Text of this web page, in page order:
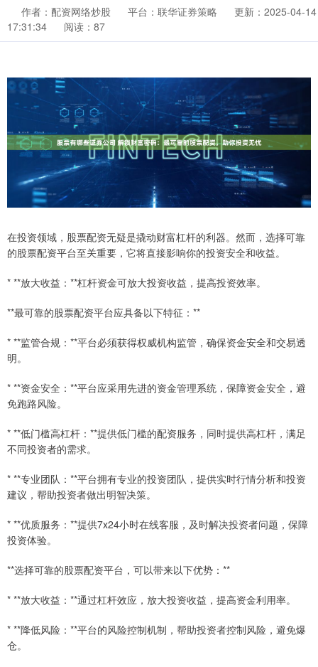
作者：配资网络炒股 平台：联华证券策略
更新：2025-04-14
17:31:34
阅读：87
在投资领域，股票配资无疑是撬动财富杠杆的利器。然而，选择可靠
的股票配资平台至关重要，它将直接影响你的投资安全和收益。
* **放大收益：**杠杆资金可放大投资收益，提高投资效率。
**最可靠的股票配资平台应具备以下特征：**
* **监管合规：**平台必须获得权威机构监管，确保资金安全和交易透
明。
* **资金安全：**平台应采用先进的资金管理系统，保障资金安全，避
免跑路风险。
* **低门槛高杠杆：**提供低门槛的配资服务，同时提供高杠杆，满足
不同投资者的需求。
* **专业团队：**平台拥有专业的投资团队，提供实时行情分析和投资
建议，帮助投资者做出明智决策。
* **优质服务：**提供7x24小时在线客服，及时解决投资者问题，保障
投资体验。
**选择可靠的股票配资平台，可以带来以下优势：**
* **放大收益：**通过杠杆效应，放大投资收益，提高资金利用率。
* **降低风险：**平台的风险控制机制，帮助投资者控制风险，避免爆
仓。